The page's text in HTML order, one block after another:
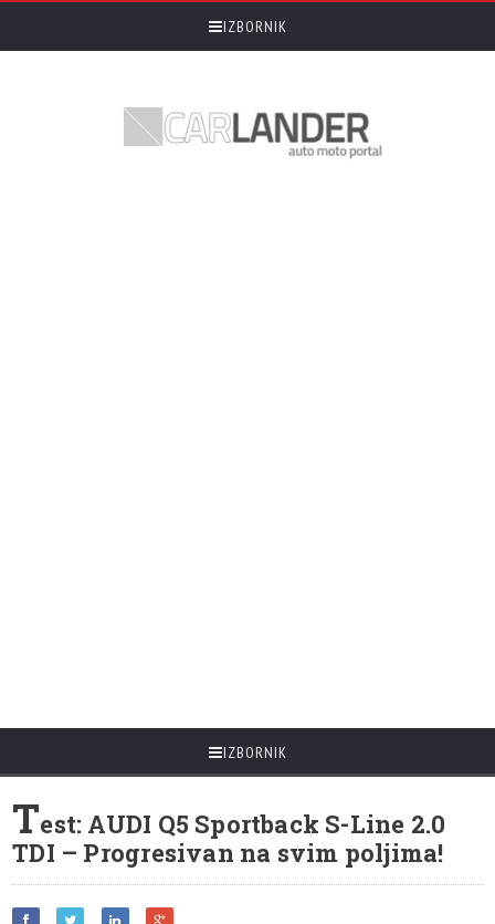
IZBORNIK
IZBORNIK
Test: AUDI Q5 Sportback S-Line 2.0
TDI – Progresivan na svim poljima!